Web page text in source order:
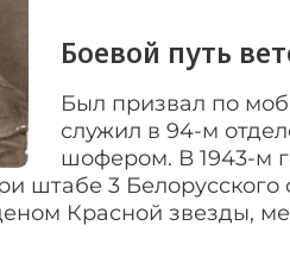
Боевой путь
Был призвал по
служил в 94-м
шофером. В 1943-м
штабе 3
Красной звезды,